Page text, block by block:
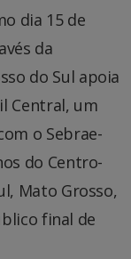
dia 15 de
da
do Sul apoia
Central, um
o Sebrae-
do Centro-
Mato Grosso,
final de